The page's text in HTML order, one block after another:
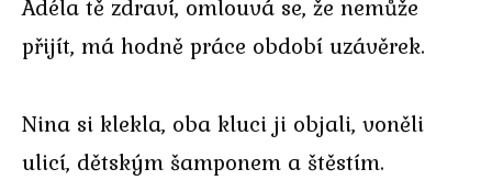
Adéla tě zdraví, omlouvá se, že nemůže
přijít, má hodně práce období uzávěrek.
Nina si klekla, oba kluci ji objali, voněli
ulicí, dětským šamponem a štěstím.